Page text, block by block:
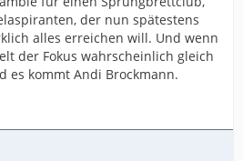
der nun spätestens
alles erreichen will. Und wenn
der Fokus wahrscheinlich gleich
es kommt Andi Brockmann.